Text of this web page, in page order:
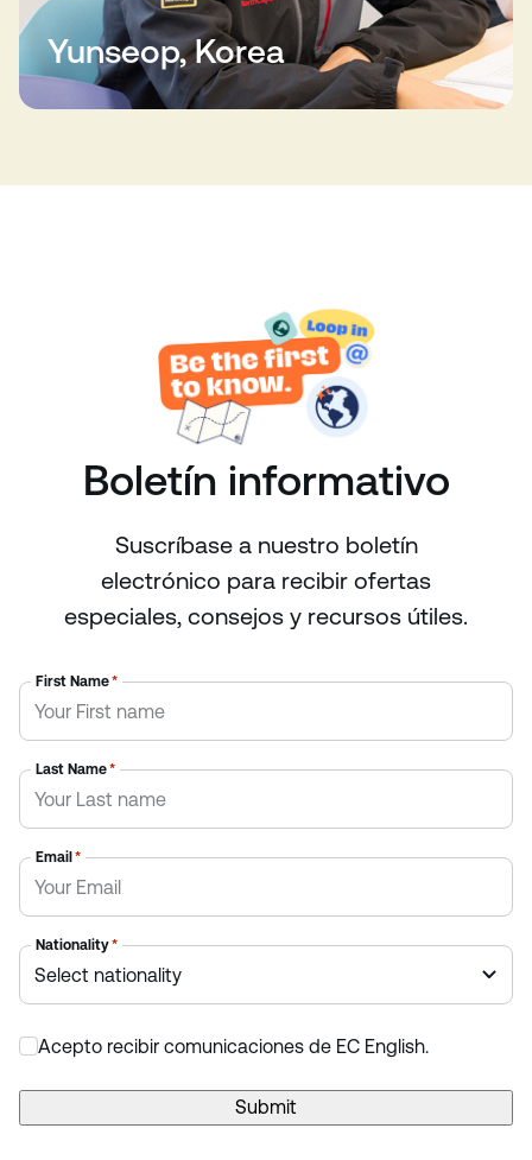
Yunseop, Korea
Boletín informativo
Suscríbase a nuestro boletín
electrónico para recibir ofertas
especiales, consejos y recursos útiles.
First Name*
Last Name*
Email *
Nationality*
Acepto recibir comunicaciones de EC English.
Submit